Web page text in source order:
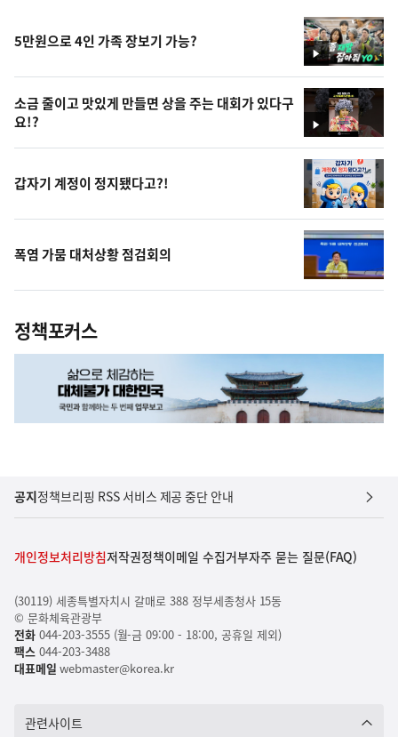
영
상
5만원으로 4인 가족 장보기 가능?
영
상
소금 줄이고 맛있게 만들면 상을 주는 대회가 있다구
요!?
갑자기 계정이 정지됐다고?!
폭염 가뭄 대처상황 점검회의
정책포커스
공지정책브리핑 RSS 서비스 제공 중단 안내
개인정보처리방침저작권정책이메일 수집거부자주 묻는 질문(FAQ)
(30119) 세종특별자치시 갈매로 388 정부세종청사 15동
© 문화체육관광부
전화044-203-3555 (월-금 09:00 - 18:00, 공휴일 제외)
팩스 044-203-3488
대표메일 webmaster@korea.kr
관련사이트